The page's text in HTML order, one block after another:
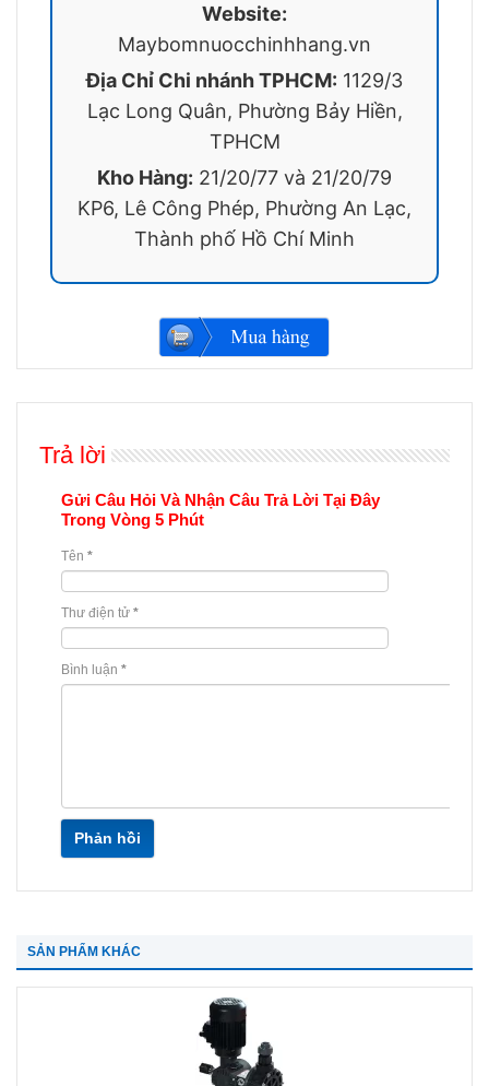
Website:
Maybomnuocchinhhang.vn
Địa Chỉ Chi nhánh TPHCM: 1129/3
Lạc Long Quân, Phường Bảy Hiền,
TPHCM
Kho Hàng: 21/20/77 và 21/20/79
KP6, Lê Công Phép, Phường An Lạc,
Thành phố Hồ Chí Minh
Trả lời
Gửi Câu Hỏi Và Nhận Câu Trả Lời Tại Đây
Trong Vòng 5 Phút
Tên *
Thư điện tử *
Bình luận *
Phản hồi
SẢN PHẨM KHÁC